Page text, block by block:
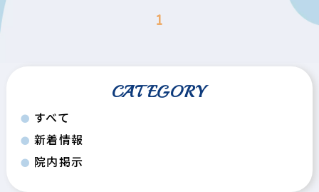
1
CATEGORY
すべて
新着情報
院内掲示